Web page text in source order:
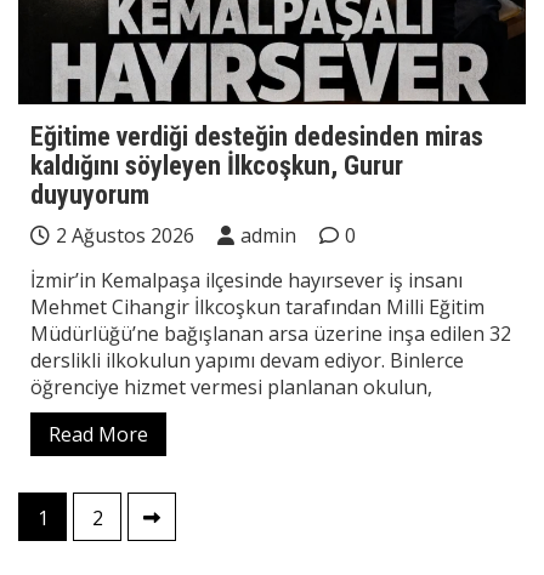
Eğitime verdiği desteğin dedesinden miras
kaldığını söyleyen İlkcoşkun, Gurur
duyuyorum
2 Ağustos 2026 admin
0
İzmir’in Kemalpaşa ilçesinde hayırsever iş insanı
Mehmet Cihangir İlkcoşkun tarafından Milli Eğitim
Müdürlüğü’ne bağışlanan arsa üzerine inşa edilen 32
derslikli ilkokulun yapımı devam ediyor. Binlerce
öğrenciye hizmet vermesi planlanan okulun,
Read More
Yazı
sayfalaması
1 2